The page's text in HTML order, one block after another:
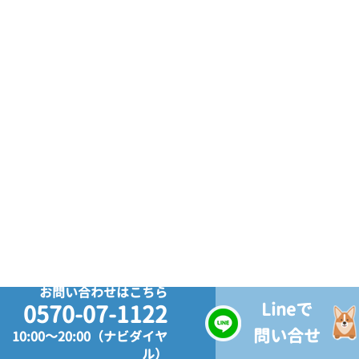
お問い合わせはこちら
0570-07-1122
10:00～20:00（ナビダイヤ
ル）
Lineで
問い合せ